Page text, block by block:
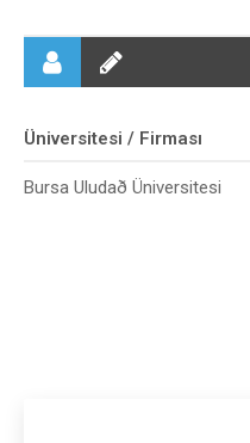
Üniversitesi / Firması
Bursa Uludað Üniversitesi